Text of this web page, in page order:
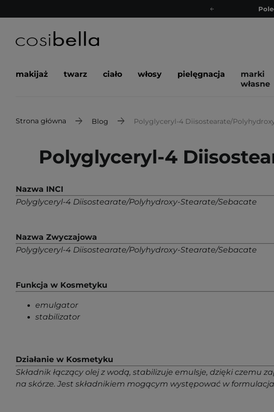
makijaż twarz ciało włosy pielęgnacja
marki
własne
Strona główna Blog Polyglyceryl-4 Diisostearate/
Polyglyceryl-4
Nazwa INCI
Polyglyceryl-4 Diisostearate/Polyhydroxy-Stearate/Sebacate
Nazwa Zwyczajowa
Polyglyceryl-4 Diisostearate/Polyhydroxy-Stearate/Sebacate
Funkcja w Kosmetyku
emulgator
stabilizator
Działanie w Kosmetyku
Składnik łączący olej z wodą, stabilizuje emulsje, dzięki czemu
na skórze. Jest składnikiem mogącym występować w